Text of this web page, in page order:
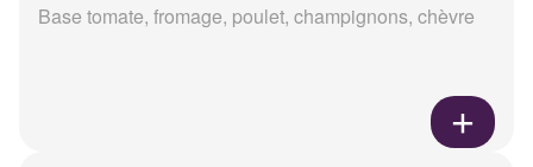
Base tomate, fromage, poulet, champignons, chèvre